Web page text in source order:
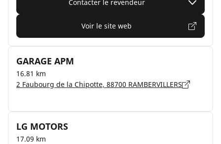
Contacter le revendeur
Voir le site web
GARAGE APM
16.81 km
2 Faubourg de la Chipotte, 88700 RAMBERVILLERS
LG MOTORS
17.09 km